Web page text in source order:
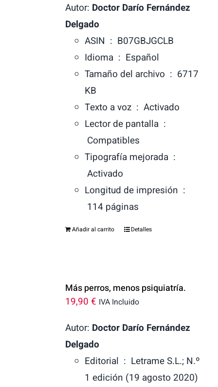
Autor: Doctor Darío Fernández
Delgado
ASIN ‏ : ‎ B07GBJGCLB
Idioma ‏ : ‎ Español
Tamaño del archivo ‏ : ‎ 6717
KB
Texto a voz ‏ : ‎ Activado
Lector de pantalla ‏ :
Compatibles
Tipografía mejorada ‏ :
Activado
Longitud de impresión ‏ :
114 páginas
Añadir al carrito Detalles
Más perros, menos psiquiatría.
19,90 € IVA Incluido
Autor: Doctor Darío Fernández
Delgado
Editorial ‏ : ‎ Letrame S.L.; N.º
1 edición (19 agosto 2020)